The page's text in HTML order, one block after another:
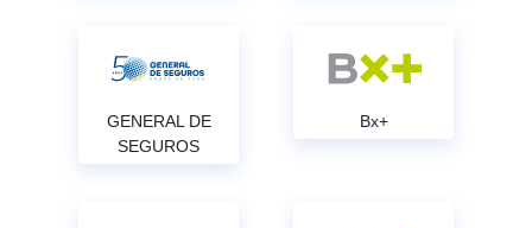
GENERAL DE
SEGUROS
Bx+